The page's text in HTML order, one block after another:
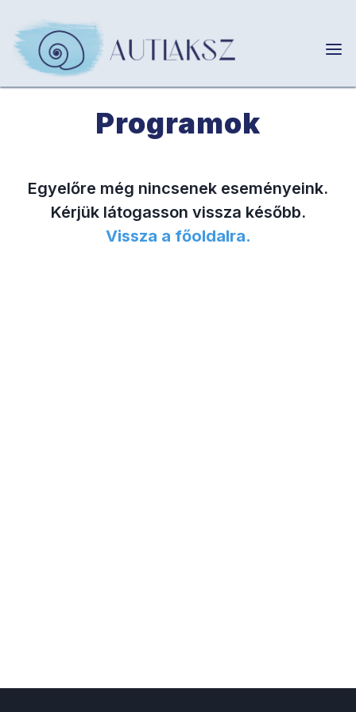
Programok
Egyelőre még nincsenek eseményeink.
Kérjük látogasson vissza később.
Vissza a főoldalra.